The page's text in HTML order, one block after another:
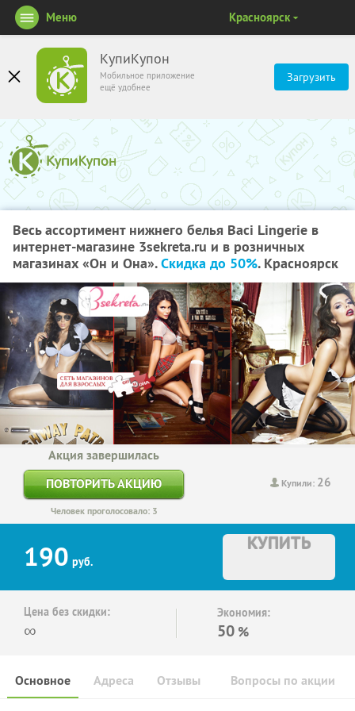
КупиКупон
Мобильное приложение
ещё удобнее
Загрузить
Меню Красноярск
Весь ассортимент нижнего белья Вaci Lingerie в
интернет-магазине 3sekreta.ru и в розничных
магазинах «Он и Она».Скидка до 50%. Красноярск
Купили: 26
Акция завершилась
ПОВТОРИТЬ АКЦИЮ
Человек проголосовало: 3
190 руб.
КУПИТЬ
Цена без скидки:
∞
Экономия:
50 %
Основное Отзывы Вопросы по акции
Адреса